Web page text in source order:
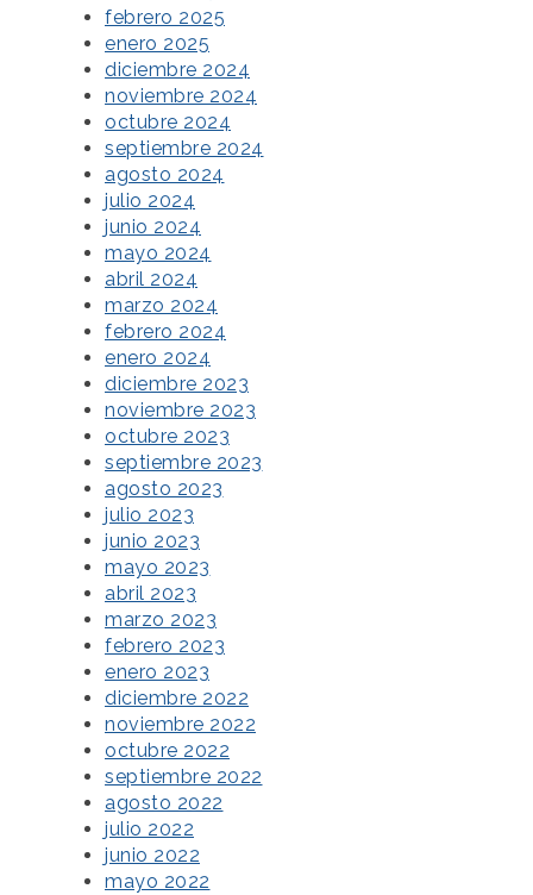
febrero 2025
enero 2025
diciembre 2024
noviembre 2024
octubre 2024
septiembre 2024
agosto 2024
julio 2024
junio 2024
mayo 2024
abril 2024
marzo 2024
febrero 2024
enero 2024
diciembre 2023
noviembre 2023
octubre 2023
septiembre 2023
agosto 2023
julio 2023
junio 2023
mayo 2023
abril 2023
marzo 2023
febrero 2023
enero 2023
diciembre 2022
noviembre 2022
octubre 2022
septiembre 2022
agosto 2022
julio 2022
junio 2022
mayo 2022